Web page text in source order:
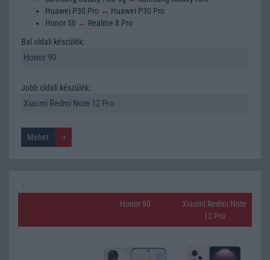
Huawei P30 Pro ↔ Huawei P30 Pro
Honor 50 ↔ Realme 8 Pro
Bal oldali készülék:
Jobb oldali készülék:
Honor 90
Xiaomi Redmi Note
12 Pro